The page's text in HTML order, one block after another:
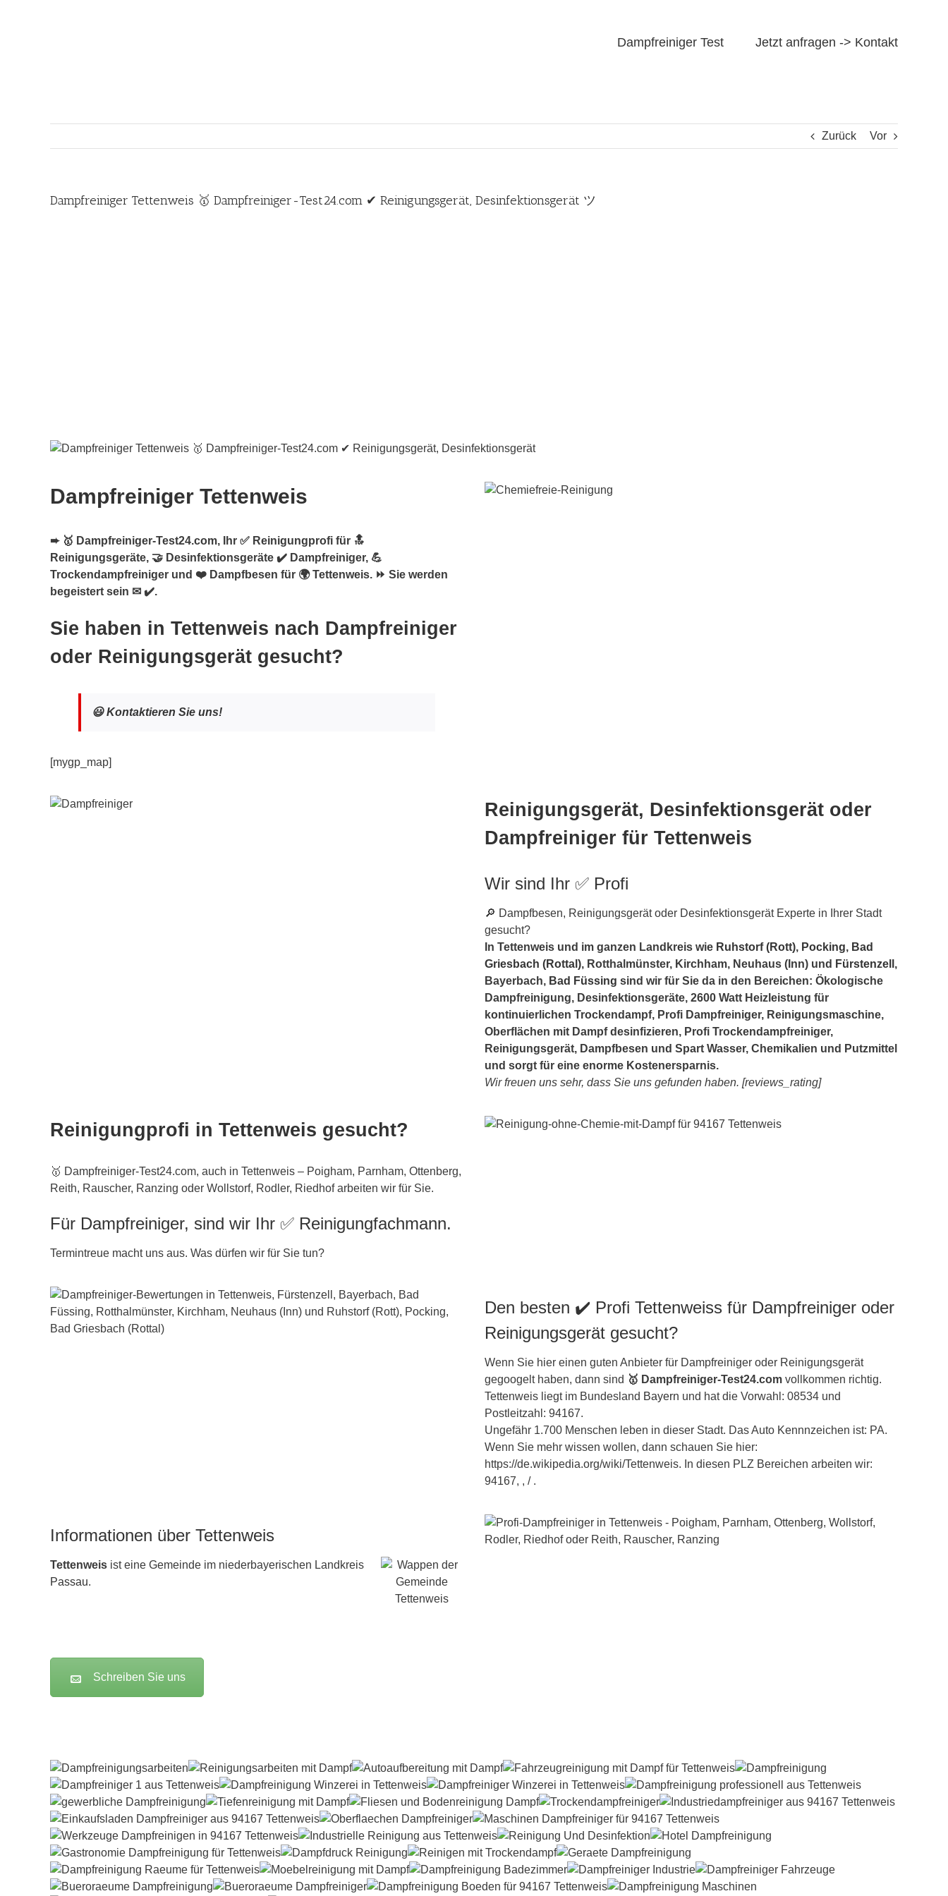
Dampfreiniger Test Jetzt anfragen -> Kontakt
Zurück Vor
Dampfreiniger Tettenweis 🥇 Dampfreiniger-Test24.com ✔ Reinigungsgerät, Desinfektionsgerät ツ
Dampfreiniger Tettenweis
➨ 🥇 Dampfreiniger-Test24.com, Ihr ✅ Reinigungprofi für 🔝
Reinigungsgeräte, 🤝 Desinfektionsgeräte ✔️ Dampfreiniger, 💪
Trockendampfreiniger und ❤️ Dampfbesen für 🌍 Tettenweis. ⏩ Sie werden
begeistert sein ✉ ✔️.
Sie haben in Tettenweis nach Dampfreiniger
oder Reinigungsgerät gesucht?
😃 Kontaktieren Sie uns!
[mygp_map]
Reinigungsgerät, Desinfektionsgerät oder
Dampfreiniger für Tettenweis
Wir sind Ihr ✅ Profi
🔎 Dampfbesen, Reinigungsgerät oder Desinfektionsgerät Experte in Ihrer Stadt
gesucht?
In Tettenweis und im ganzen Landkreis wie Ruhstorf (Rott), Pocking, Bad
Griesbach (Rottal), Rotthalmünster, Kirchham, Neuhaus (Inn) und Fürstenzell ,
Bayerbach, Bad Füssing sind wir für Sie da in den Bereichen: Ökologische
Dampfreinigung, Desinfektionsgeräte, 2600 Watt Heizleistung für
kontinuierlichen Trockendampf, Profi Dampfreiniger, Reinigungsmaschine,
Oberflächen mit Dampf desinfizieren, Profi Trockendampfreiniger,
Reinigungsgerät, Dampfbesen und Spart Wasser, Chemikalien und Putzmittel
und sorgt für eine enorme Kostenersparnis.
Wir freuen uns sehr, dass Sie uns gefunden haben. [reviews_rating]
Reinigungprofi in Tettenweis gesucht?
🥇 Dampfreiniger-Test24.com, auch in Tettenweis – Poigham, Parnham, Ottenberg,
Reith, Rauscher, Ranzing oder Wollstorf, Rodler, Riedhof arbeiten wir für Sie.
Für Dampfreiniger, sind wir Ihr ✅ Reinigungfachmann.
Termintreue macht uns aus. Was dürfen wir für Sie tun?
Den besten ✔️ Profi Tettenweiss für Dampfreiniger oder
Reinigungsgerät gesucht?
Wenn Sie hier einen guten Anbieter für Dampfreiniger oder Reinigungsgerät
gegoogelt haben, dann sind 🥇 Dampfreiniger-Test24.com vollkommen richtig.
Tettenweis liegt im Bundesland Bayern und hat die Vorwahl: 08534 und
Postleitzahl: 94167.
Ungefähr 1.700 Menschen leben in dieser Stadt. Das Auto Kennnzeichen ist: PA.
Wenn Sie mehr wissen wollen, dann schauen Sie hier:
https://de.wikipedia.org/wiki/Tettenweis. In diesen PLZ Bereichen arbeiten wir:
94167, , / .
Informationen über Tettenweis
Tettenweis ist eine Gemeinde im niederbayerischen Landkreis
Passau.
Schreiben Sie uns